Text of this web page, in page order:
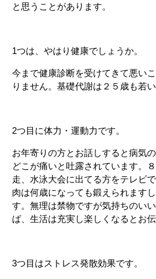
と思うことがあります。
1つは、やはり健康でしょうか。
今まで健康診断を受けてきて悪い
りません。基礎代謝は２５歳も若
2つ目に体力・運動力です。
お年寄りの方とお話しすると病気
どこが痛いと吐露されています。
走、水泳大会に出てる方をテレビ
肉は何歳になっても鍛えられます
す。無理は禁物ですが気持ちのい
ば、生活は充実し楽しくなるとお伝
3つ目はストレス発散効果です。